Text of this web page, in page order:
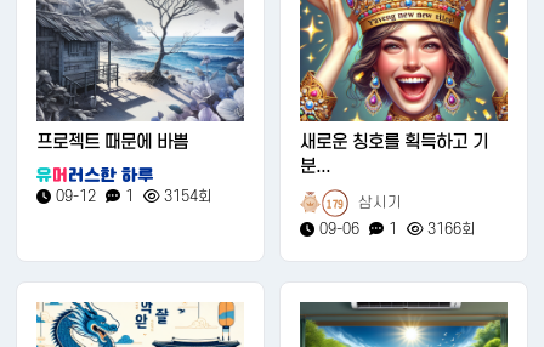
프로젝트 때문에 바쁨
09-12 1 3154회
새로운 칭호를 획득하고 기
분...
179
삼시기
09-06
1 3166회